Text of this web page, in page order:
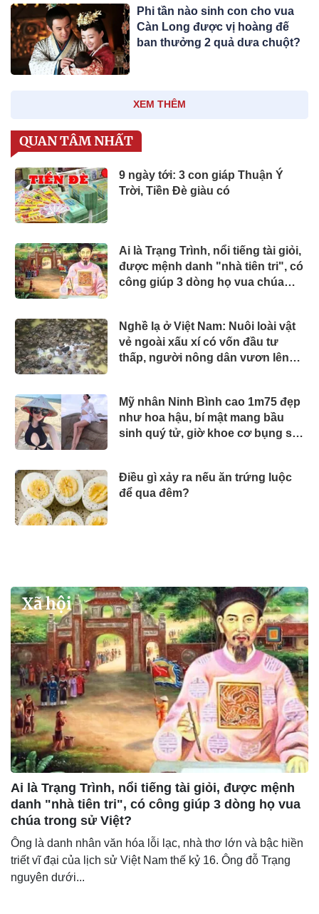
Phi tần nào sinh con cho vua
Càn Long được vị hoàng đế
ban thưởng 2 quả dưa chuột?
XEM THÊM
QUAN TÂM NHẤT
9 ngày tới: 3 con giáp Thuận Ý
Trời, Tiền Đè giàu có
Ai là Trạng Trình, nổi tiếng tài giỏi,
được mệnh danh "nhà tiên tri", có
công giúp 3 dòng họ vua chúa
Nghề lạ ở Việt Nam: Nuôi loài vật
vẻ ngoài xấu xí có vốn đầu tư
thấp, người nông dân vươn lên
Mỹ nhân Ninh Bình cao 1m75 đẹp
như hoa hậu, bí mật mang bầu
sinh quý tử, giờ khoe cơ bụng số
Điều gì xảy ra nếu ăn trứng luộc
để qua đêm?
Xã hội
Ai là Trạng Trình, nổi tiếng tài giỏi, được mệnh
danh "nhà tiên tri", có công giúp 3 dòng họ vua
chúa trong sử Việt?
Ông là danh nhân văn hóa lỗi lạc, nhà thơ lớn và bậc hiền
triết vĩ đại của lịch sử Việt Nam thế kỷ 16. Ông đỗ Trạng
nguyên dưới...